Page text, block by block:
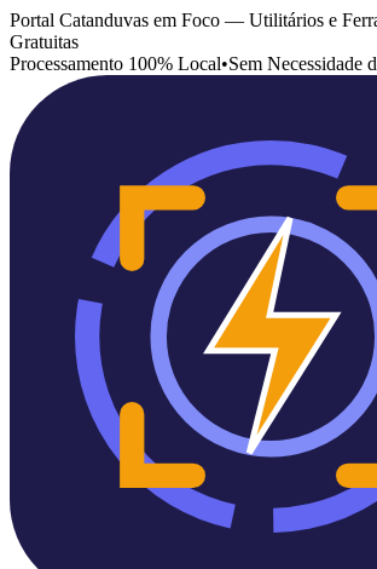
Portal Catanduvas em Foco — Utilitários e
Gratuitas
Processamento 100% Local•Sem Necessidade